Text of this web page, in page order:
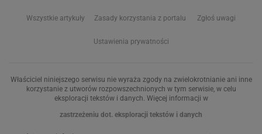
Wszystkie artykuły Zasady korzystania z portalu Zgłoś uwagi
Ustawienia prywatności
Właściciel niniejszego serwisu nie wyraża zgody na zwielokrotnianie ani inne
korzystanie z utworów rozpowszechnionych w tym serwisie, w celu
eksploracji tekstów i danych. Więcej informacji w
zastrzeżeniu dot. eksploracji tekstów i danych